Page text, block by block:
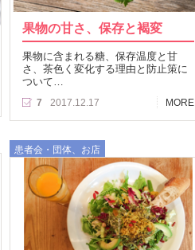
果物の甘さ、保存と褐変
果物に含まれる糖、保存温度と甘
さ、茶色く変化する理由と防止策に
ついて…
7 2017.12.17 MORE
患者会・団体、お店